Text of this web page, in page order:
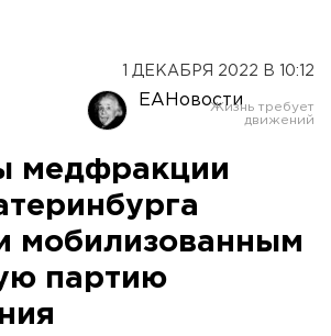
1 ДЕКАБРЯ 2022 В 10:12
ЕАНовости
медфракции
мобилизованным
партию